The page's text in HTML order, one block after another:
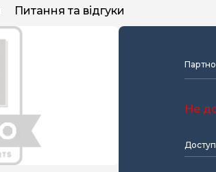
Питання та відгуки
Не